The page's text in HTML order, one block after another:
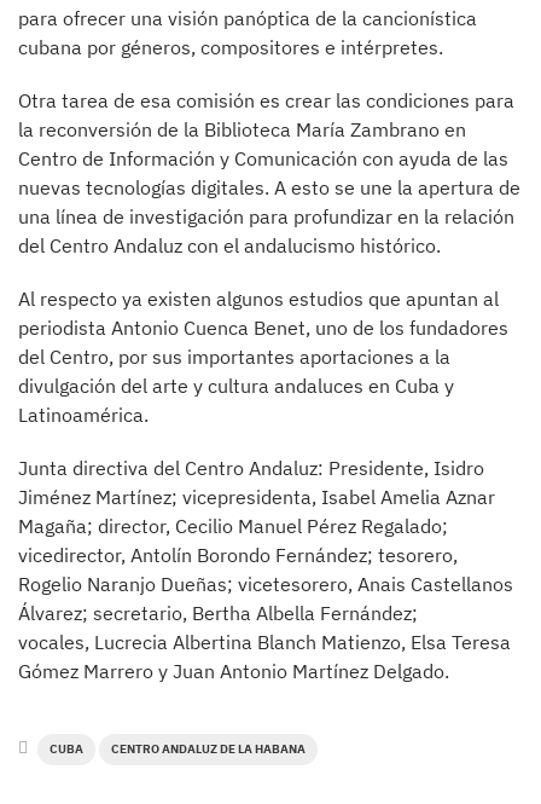
para ofrecer una visión panóptica de la cancionística
cubana por géneros, compositores e intérpretes.
Otra tarea de esa comisión es crear las condiciones para
la reconversión de la Biblioteca María Zambrano en
Centro de Información y Comunicación con ayuda de las
nuevas tecnologías digitales. A esto se une la apertura de
una línea de investigación para profundizar en la relación
del Centro Andaluz con el andalucismo histórico.
Al respecto ya existen algunos estudios que apuntan al
periodista Antonio Cuenca Benet, uno de los fundadores
del Centro, por sus importantes aportaciones a la
divulgación del arte y cultura andaluces en Cuba y
Latinoamérica.
Junta directiva del Centro Andaluz: Presidente, Isidro
Jiménez Martínez; vicepresidenta, Isabel Amelia Aznar
Magaña; director, Cecilio Manuel Pérez Regalado;
vicedirector, Antolín Borondo Fernández; tesorero,
Rogelio Naranjo Dueñas; vicetesorero, Anais Castellanos
Álvarez; secretario, Bertha Albella Fernández;
vocales, Lucrecia Albertina Blanch Matienzo, Elsa Teresa
Gómez Marrero y Juan Antonio Martínez Delgado.
CUBA CENTRO ANDALUZ DE LA HABANA